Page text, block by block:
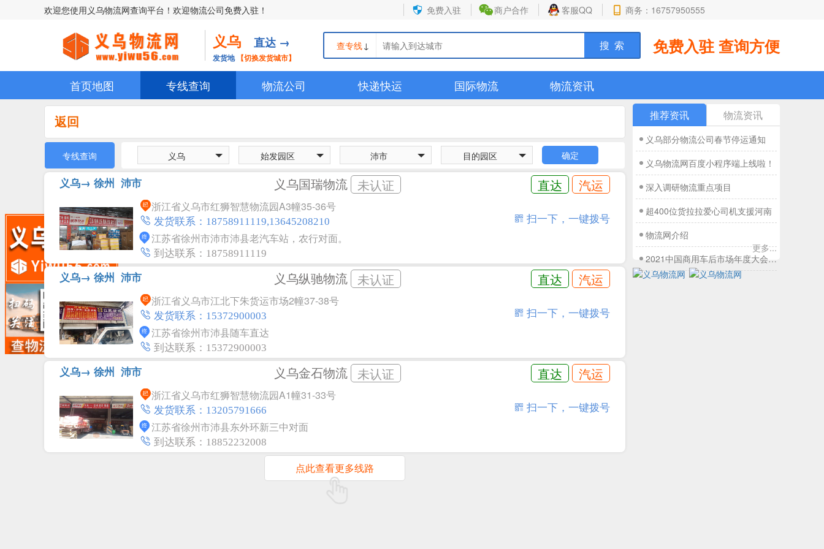
欢迎您使用义乌物流网查询平台！欢迎物流公司免费入驻！ 免费入驻 商户合作 客服QQ 商务：16757950555
义乌 直达 →
发货地 【切换发货城市】
↓
查专线 免费入驻 查询方便
首页地图 专线查询 物流公司 快递快运 国际物流 物流资讯
返回
专线查询 义乌 始发园区 沛市 目的园区 确定
义乌→ 徐州 沛市 义乌国瑞物流 未认证 直达 汽运
浙江省义乌市红狮智慧物流园A3幢35-36号
发货联系：18758911119,13645208210 扫一下，一键拨号
江苏省徐州市沛市沛县老汽车站，农行对面。
到达联系：18758911119
义乌→ 徐州 沛市 义乌纵驰物流 未认证 直达 汽运
浙江省义乌市江北下朱货运市场2幢37-38号
发货联系：15372900003 扫一下，一键拨号
江苏省徐州市沛县随车直达
到达联系：15372900003
义乌→ 徐州 沛市 义乌金石物流 未认证 直达 汽运
浙江省义乌市红狮智慧物流园A1幢31-33号
发货联系：13205791666 扫一下，一键拨号
江苏省徐州市沛县东外环新三中对面
到达联系：18852232008
点此查看更多线路
推荐资讯 物流资讯
义乌部分物流公司春节停运通知
义乌物流网百度小程序端上线啦！
深入调研物流重点项目
超400位货拉拉爱心司机支援河南
物流网介绍
2021中国商用车后市场年度大会圆满落幕
更多...